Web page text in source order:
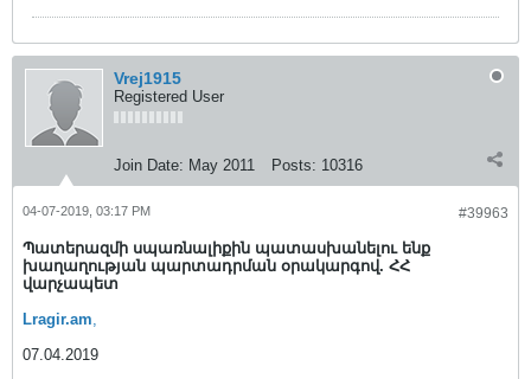
Vrej1915
Registered User
Join Date: May 2011 Posts: 10316
#39963
04-07-2019, 03:17 PM
Պատերազմի սպառնալիքին պատասխանելու ենք
խաղաղության պարտադրման օրակարգով. ՀՀ
վարչապետ
Lragir.am
07.04.2019